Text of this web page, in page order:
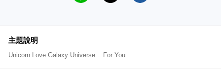
主題說明
Unicorn Love Galaxy Universe... For You